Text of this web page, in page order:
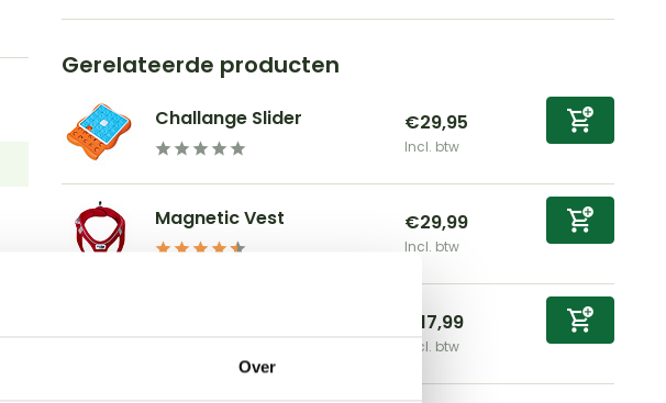
Over
Gerelateerde producten
Challange Slider €29,95
Incl. btw
Magnetic Vest €29,99
Incl. btw
€17,99
Incl. btw